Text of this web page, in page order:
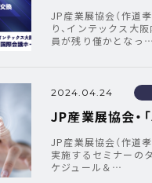
JP産業展協会（作道
り、インテックス大
員が残り僅かとなっ…
2024.04.24
JP産業展協会・
JP産業展協会（作道
実施するセミナーの
ケジュール＆…